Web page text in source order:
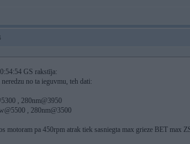
GS rakstīja:
no ta ieguvmu, teh dati:
, 280nm@3950
, 280nm@3500
motoram pa 450rpm atrak tiek sasniegta max grieze BET max